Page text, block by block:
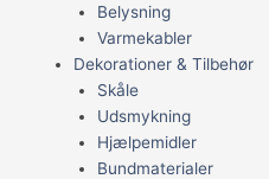
Belysning
Varmekabler
Dekorationer & Tilbehør
Skåle
Udsmykning
Hjælpemidler
Bundmaterialer